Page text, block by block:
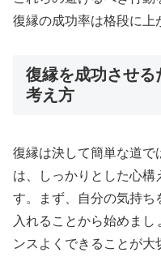
復縁の成功率は格段に上
復縁を成功させ
考え方
復縁は決して簡単な道で
は、しっかりとした心
す。まず、自分の気持ち
入れることから始めま
ンスよくできることが大